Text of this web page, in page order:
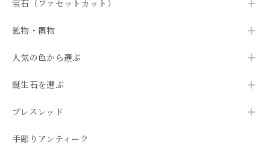
宝石（ファセットカット）
鉱物・置物
人気の色から選ぶ
誕生石を選ぶ
ブレスレッド
手彫りアンティーク